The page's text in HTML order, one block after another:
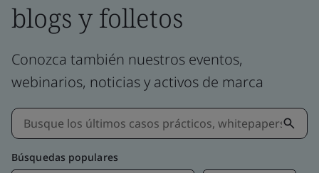
blogs y folletos
Conozca también nuestros eventos,
webinarios, noticias y activos de marca
Búsquedas populares